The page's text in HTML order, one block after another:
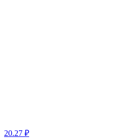
20.27 ₽